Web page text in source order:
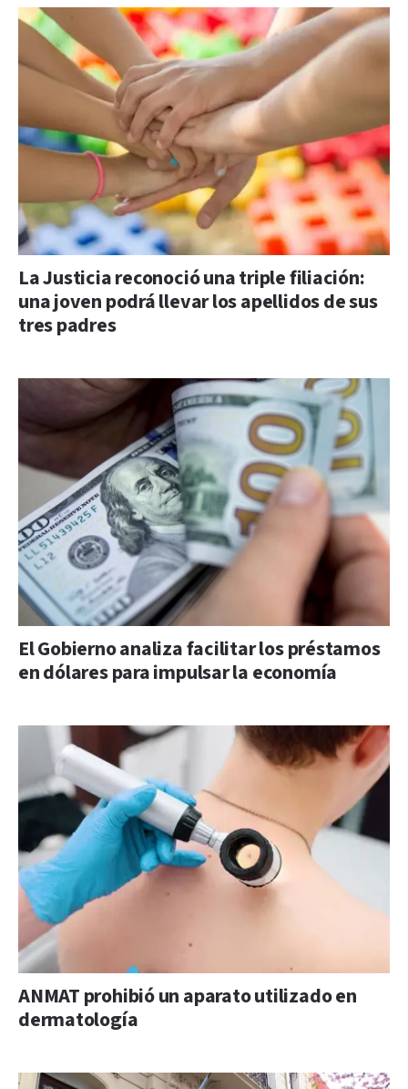
La Justicia reconoció una triple filiación:
una joven podrá llevar los apellidos de sus
tres padres
El Gobierno analiza facilitar los préstamos
en dólares para impulsar la economía
ANMAT prohibió un aparato utilizado en
dermatología